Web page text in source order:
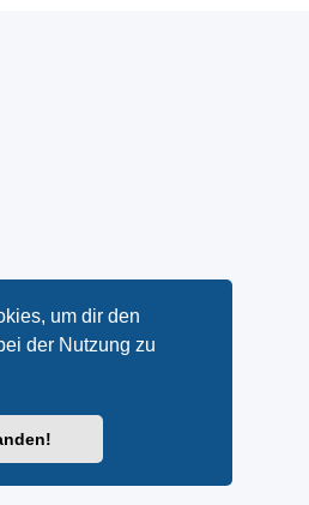
um dir den
der Nutzung zu